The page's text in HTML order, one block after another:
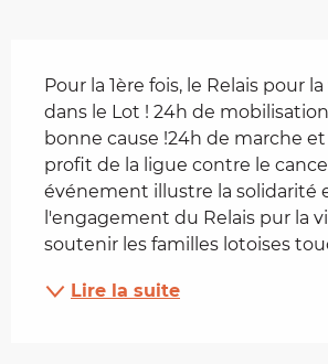
Pour la 1ère fois, le Relais pour
dans le Lot ! 24h de
bonne cause !24h de marche
profit de la ligue contre le
événement illustre la solidarité
l'engagement du Relais pur la
soutenir les familles lotoises
Lire la suite